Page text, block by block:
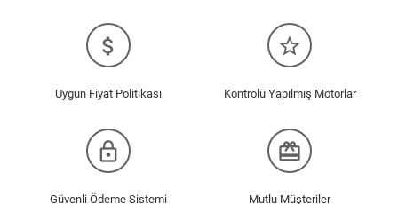
attach_money
Uygun Fiyat Politikası
star_border
Kontrolü Yapılmış Motorlar
lock_outline
Güvenli Ödeme Sistemi
redeem
Mutlu Müşteriler